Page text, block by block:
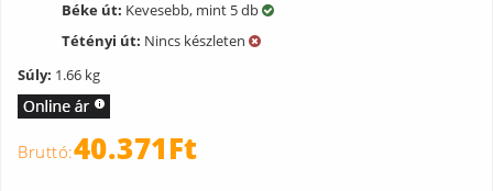
Béke út: Kevesebb, mint 5 db
Tétényi út: Nincs készleten
Súly: 1.66 kg
40.371Ft